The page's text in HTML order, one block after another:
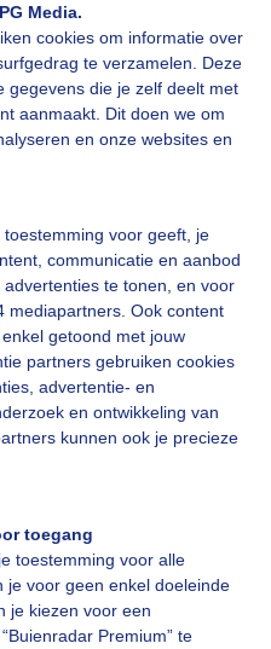
Media.
cookies om informatie over
te verzamelen. Deze
gegevens die je zelf deelt met
aanmaakt. Dit doen we om
en onze websites en
voor geeft, je
communicatie en aanbod
te tonen, en voor
mediapartners. Ook content
getoond met jouw
partners gebruiken cookies
advertentie- en
en ontwikkeling van
kunnen ook je precieze
toegang
toestemming voor alle
je voor geen enkel doeleinde
je kiezen voor een
Premium” te